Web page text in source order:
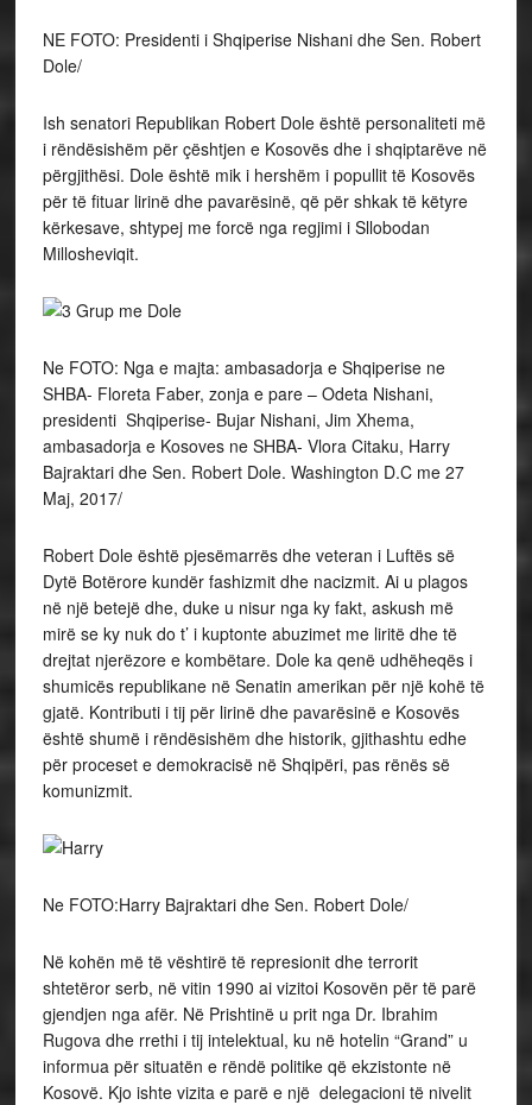
NE FOTO: Presidenti i Shqiperise Nishani dhe Sen. Robert
Dole/
Ish senatori Republikan Robert Dole është personaliteti më
i rëndësishëm për çështjen e Kosovës dhe i shqiptarëve në
përgjithësi. Dole është mik i hershëm i popullit të Kosovës
për të fituar lirinë dhe pavarësinë, që për shkak të këtyre
kërkesave, shtypej me forcë nga regjimi i Sllobodan
Millosheviqit.
Ne FOTO: Nga e majta: ambasadorja e Shqiperise ne
SHBA- Floreta Faber, zonja e pare – Odeta Nishani,
presidenti Shqiperise- Bujar Nishani, Jim Xhema,
ambasadorja e Kosoves ne SHBA- Vlora Citaku, Harry
Bajraktari dhe Sen. Robert Dole. Washington D.C me 27
Maj, 2017/
Robert Dole është pjesëmarrës dhe veteran i Luftës së
Dytë Botërore kundër fashizmit dhe nacizmit. Ai u plagos
në një betejë dhe, duke u nisur nga ky fakt, askush më
mirë se ky nuk do t’ i kuptonte abuzimet me liritë dhe të
drejtat njerëzore e kombëtare. Dole ka qenë udhëheqës i
shumicës republikane në Senatin amerikan për një kohë të
gjatë. Kontributi i tij për lirinë dhe pavarësinë e Kosovës
është shumë i rëndësishëm dhe historik, gjithashtu edhe
për proceset e demokracisë në Shqipëri, pas rënës së
komunizmit.
Ne FOTO:Harry Bajraktari dhe Sen. Robert Dole/
Në kohën më të vështirë të represionit dhe terrorit
shtetëror serb, në vitin 1990 ai vizitoi Kosovën për të parë
gjendjen nga afër. Në Prishtinë u prit nga Dr. Ibrahim
Rugova dhe rrethi i tij intelektual, ku në hotelin “Grand” u
informua për situatën e rëndë politike që ekzistonte në
Kosovë. Kjo ishte vizita e parë e një delegacioni të nivelit